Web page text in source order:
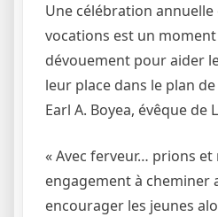
Une célébration
vocations est un
dévouement pour aider
leur place dans le plan
Earl A. Boyea, évêque de
« Avec ferveur… prions
engagement à cheminer
encourager les jeunes